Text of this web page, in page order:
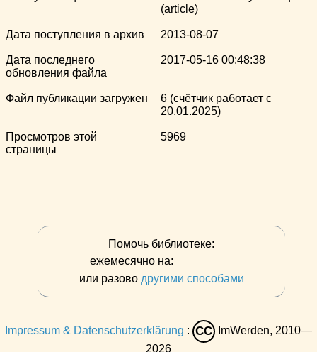
(article)
Дата поступления в архив 2013-08-07
Дата последнего
обновления файла
2017-05-16 00:48:38
Файл публикации загружен
6 (счётчик работает с
20.01.2025)
Просмотров этой
страницы
5969
Помочь библиотеке:
ежемесячно на:
или разово другими способами
Impressum & Datenschutzerklärung : CC
ImWerden, 2010—
2026